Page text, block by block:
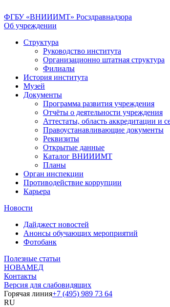
ФГБУ «ВНИИИМТ» Росздравнадзора
Об учреждении
Структура
Руководство института
Организационно штатная структура
Филиалы
История института
Музей
Документы
Программа развития учреждения
Отчёты о деятельности учреждения
Аттестаты, область аккредитации и
Правоустанавливающие документы
Реквизиты
Открытые данные
Каталог ВНИИИМТ
Планы
Орган инспекции
Противодействие коррупции
Карьера
Новости
Дайджест новостей
Анонсы обучающих мероприятий
Фотобанк
Полезные статьи
НОВАМЕД
Контакты
Версия для слабовидящих
Горячая линия+7 (495) 989 73 64
RU